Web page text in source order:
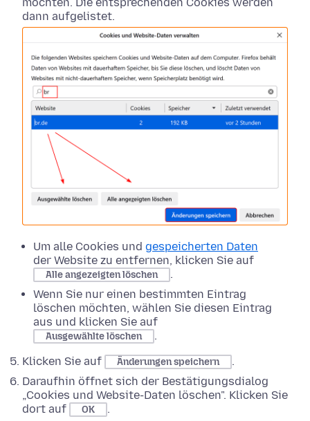
möchten. Die entsprechenden Cookies werden
dann aufgelistet.
Um alle Cookies und gespeicherten Daten
der Website zu entfernen, klicken Sie auf
Alle angezeigten löschen
.
Wenn Sie nur einen bestimmten Eintrag
löschen möchten, wählen Sie diesen Eintrag
aus und klicken Sie auf
Ausgewählte löschen
.
Klicken Sie auf
Änderungen speichern
.
Daraufhin öffnet sich der Bestätigungsdialog
„Cookies und Website-Daten löschen". Klicken Sie
dort auf
OK
.